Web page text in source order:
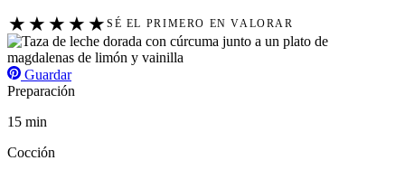
★ ★ ★ ★ ★ SÉ EL PRIMERO EN VALORAR
Guardar
Preparación
15 min
Cocción